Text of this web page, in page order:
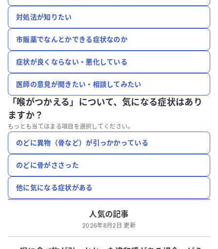
対処法が知りたい
市販薬でなんとかできる症状なのか
症状が良くならない・悪化している
医師の意見が聞きたい・相談してみたい
「喉がつかえる」について、気になる症状はあり
ますか？
もっとも当てはまる項目を選択してください。
のどに異物（骨など）が引っかかっている
のどに骨がささった
他に気になる症状がある
人気の記事
2026年8月2日 更新